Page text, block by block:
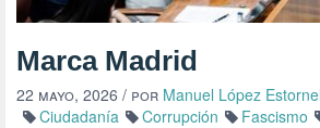
Marca Madrid
22 mayo, 2026 / por Manuel López
Ciudadanía
Corrupción Fascismo